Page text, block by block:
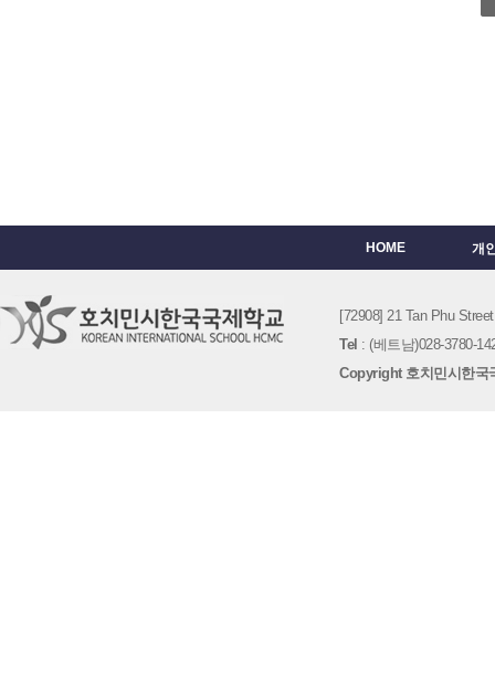
HOME 개
[72908] 21 Tan Phu
Tel : (베트남)028-3780-
Copyright 호치민시한국